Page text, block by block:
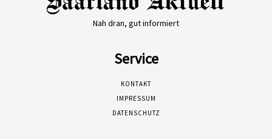
Nah dran, gut informiert
Service
KONTAKT
IMPRESSUM
DATENSCHUTZ